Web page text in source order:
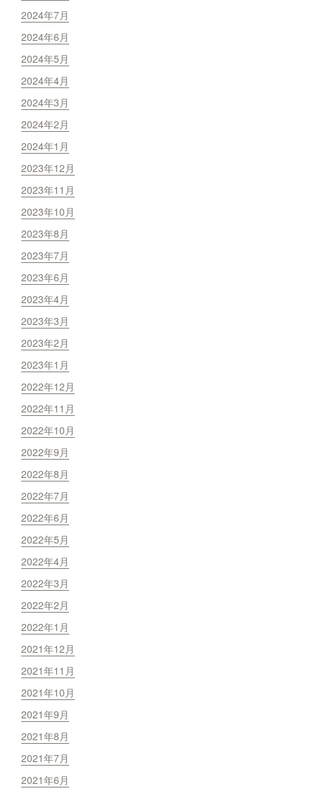
2024年7月
2024年6月
2024年5月
2024年4月
2024年3月
2024年2月
2024年1月
2023年12月
2023年11月
2023年10月
2023年8月
2023年7月
2023年6月
2023年4月
2023年3月
2023年2月
2023年1月
2022年12月
2022年11月
2022年10月
2022年9月
2022年8月
2022年7月
2022年6月
2022年5月
2022年4月
2022年3月
2022年2月
2022年1月
2021年12月
2021年11月
2021年10月
2021年9月
2021年8月
2021年7月
2021年6月